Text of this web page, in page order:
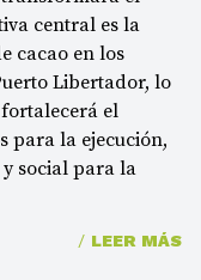
central es la
cacao en los
Libertador, lo
el
para la ejecución,
social para la
/ LEER MÁS